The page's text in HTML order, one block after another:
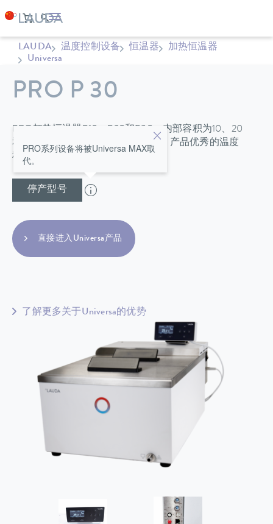
LAUDA 温度控制设备 恒温器
加热恒温器
Universa
PRO P 30
PRO加热恒温器P10、P20和P30，内部容积为10、20
和30升，最高运行温度达到250°C；产品优秀的温度
稳定性满足了多种浴槽应用
停产型号
PRO系列设备将被Universa MAX取
代。
直接进入Universa产品
了解更多关于Universa的优势